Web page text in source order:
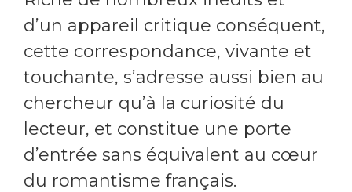
d’un appareil critique conséquent,
cette correspondance, vivante et
touchante, s’adresse aussi bien au
chercheur qu’à la curiosité du
lecteur, et constitue une porte
d’entrée sans équivalent au cœur
du romantisme français.